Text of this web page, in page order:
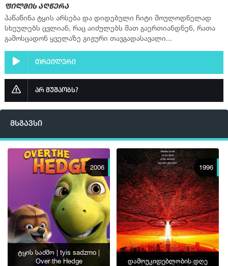
ფილმის აღწერა
პაწაწინა ტყის არსება და დიდებული ჩიტი მოულოდნელად
სხეულებს ცვლიან, რაც აიძულებს მათ გაერთიანდნენ, რათა
გამოსცადონ ყველაზე გიჟური თავგადასავალი...
თრეილერი
არ მუშაობს?
მსგავსი
2006
ტყის საძმო | tyis sadzmo |
Over the Hedge
1996
დამოუკიდებლობის დღე